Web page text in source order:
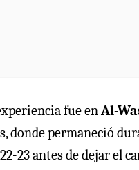
fue enAl-
donde permaneció
23 antes de dejar el